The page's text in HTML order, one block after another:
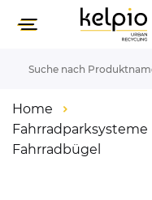
Home
Fahrradparksysteme
Fahrradbügel